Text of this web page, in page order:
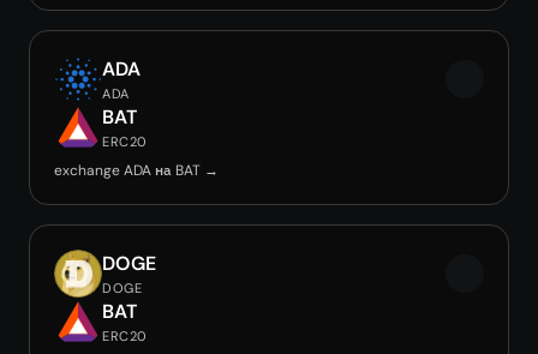
ADA
ADA
BAT
ERC20
exchange ADA на BAT →
DOGE
DOGE
BAT
ERC20